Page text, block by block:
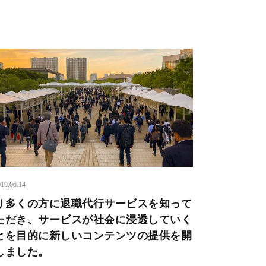
多くの方に退職代行サービスを知って
だき、サービスが社会に浸透していく
を目的に新しいコンテンツの提供を開
ました。